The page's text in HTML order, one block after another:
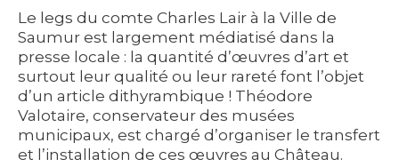
Le legs du comte Charles Lair à la Ville de
Saumur est largement médiatisé dans la
presse locale : la quantité d’œuvres d’art et
surtout leur qualité ou leur rareté font l’objet
d’un article dithyrambique ! Théodore
Valotaire, conservateur des musées
municipaux, est chargé d’organiser le transfert
et l’installation de ces œuvres au Château.